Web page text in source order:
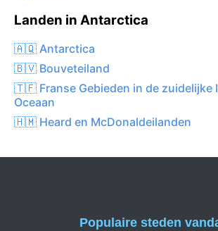
Landen in Antarctica
🇦🇶 Antarctica
🇧🇻 Bouveteiland
🇹🇫 Franse Gebieden in de zuidelijke
Oceaan
🇭🇲 Heard en McDonaldeilanden
Populaire steden